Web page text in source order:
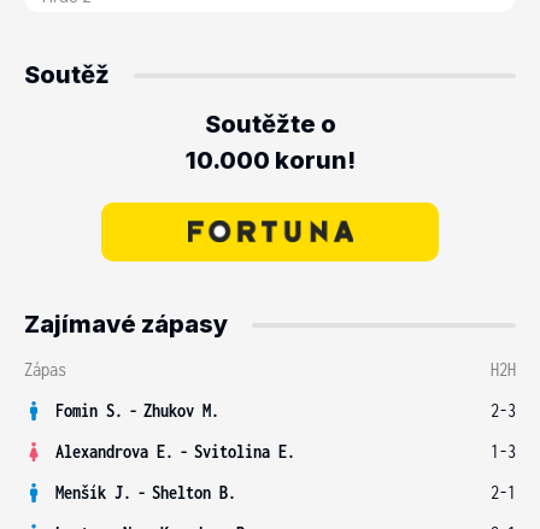
Soutěž
Soutěžte o
10.000 korun!
Zajímavé zápasy
Zápas
H2H
Fomin S. - Zhukov M.
2-3
Alexandrova E. - Svitolina E.
1-3
Menšík J. - Shelton B.
2-1